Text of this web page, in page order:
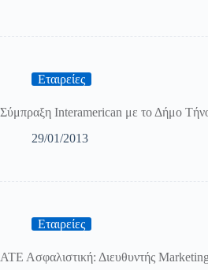
Εταιρείες
Σύμπραξη Interamerican με το Δήμο
29/01/2013
Εταιρείες
ΑΤΕ Ασφαλιστική: Διευθυντής